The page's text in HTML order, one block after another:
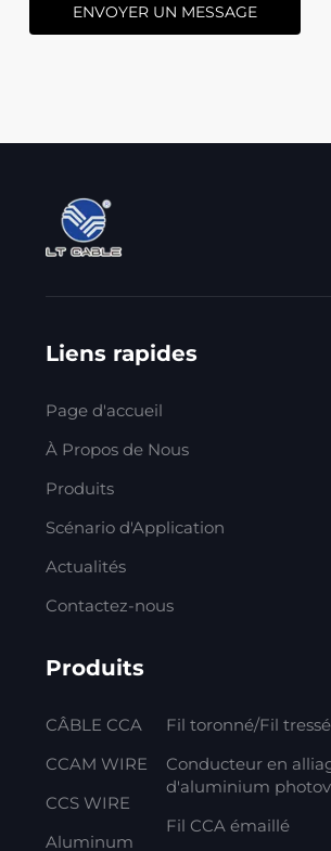
ENVOYER UN MESSAGE
Liens rapides
Page d'accueil
À Propos de Nous
Produits
Scénario d'Application
Actualités
Contactez-nous
Produits
CÂBLE CCA
CCAM WIRE
CCS WIRE
Aluminum
Fil toronné/Fil tressé
Conducteur en
d'aluminium
Fil CCA émaillé